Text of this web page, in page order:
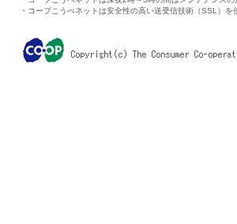
・コープこうべネットは安全性の高い送受信技術（SSL）を